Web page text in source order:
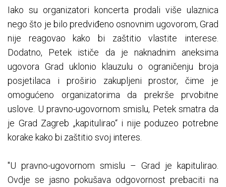
Iako su organizatori koncerta prodali više ulaznica
nego što je bilo predviđeno osnovnim ugovorom, Grad
nije reagovao kako bi zaštitio vlastite interese.
Dodatno, Petek ističe da je naknadnim aneksima
ugovora Grad uklonio klauzulu o ograničenju broja
posjetilaca i proširio zakupljeni prostor, čime je
omogućeno organizatorima da prekrše prvobitne
uslove. U pravno-ugovornom smislu, Petek smatra da
je Grad Zagreb „kapitulirao“ i nije poduzeo potrebne
korake kako bi zaštitio svoj interes.
"U pravno-ugovornom smislu – Grad je kapitulirao.
Ovdje se jasno pokušava odgovornost prebaciti na